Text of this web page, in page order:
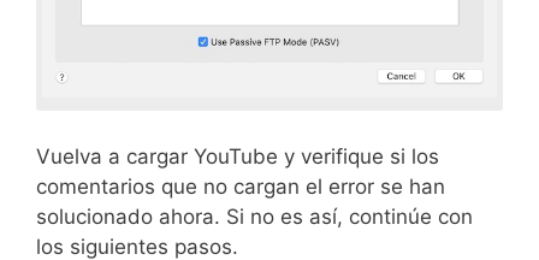
Vuelva a cargar YouTube y verifique si los
comentarios que no cargan el error se han
solucionado ahora. Si no es así, continúe con
los siguientes pasos.